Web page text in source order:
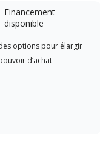
Financement
disponible
options pour élargir
d’achat